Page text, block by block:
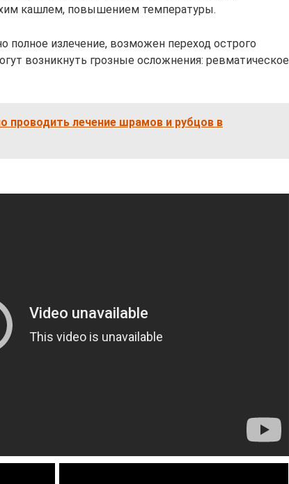
кашлем, повышением температуры.
полное излечение, возможен переход острого
возникнуть грозные осложнения: ревматическое
проводить лечение шрамов и рубцов в